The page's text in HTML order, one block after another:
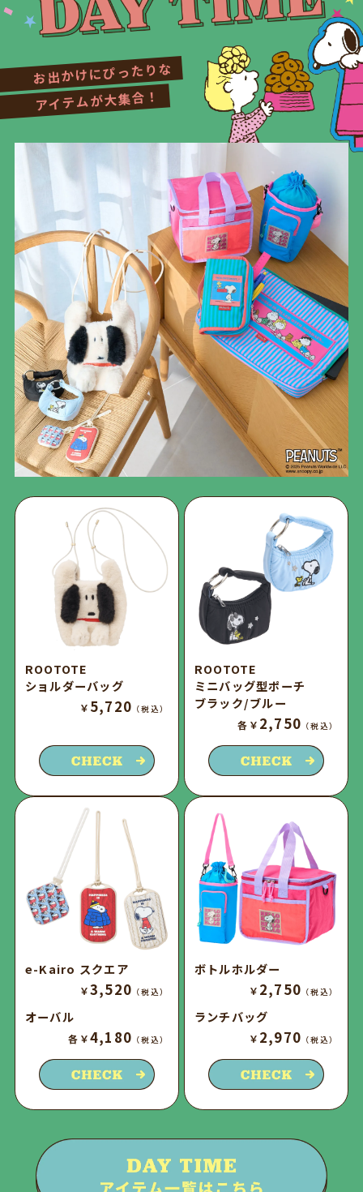
お出かけにぴったりな
アイテムが大集合！
ROOTOTE
ショルダーバッグ
￥ 5,720 （税込）
ROOTOTE
ミニバッグ型ポーチ
ブラック/ブルー
各￥ 2,750 （税込）
e-Kairo スクエア
￥3,520 （税込）
オーバル
各￥4,180 （税込）
ボトルホルダー
￥ 2,750 （税込）
ランチバッグ
￥ 2,970 （税込）